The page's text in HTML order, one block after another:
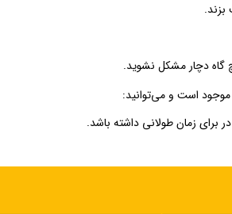
گاه دچار مشکل نشوید.
موجود است و می‌توانید:
برای زمان طولانی داشته باشد.